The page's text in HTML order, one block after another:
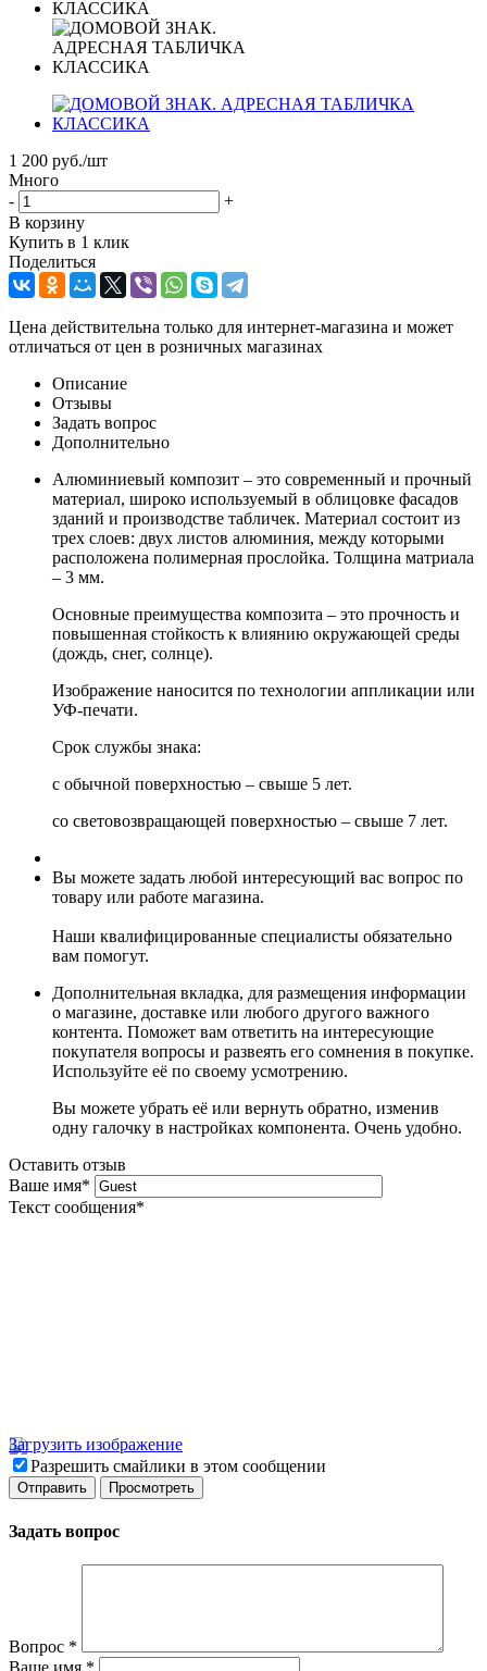
1 200 руб./шт
Много
-
+
В корзину
Купить в 1 клик
Поделиться
Цена действительна только для интернет-магазина и может
отличаться от цен в розничных магазинах
Описание
Отзывы
Задать вопрос
Дополнительно
Алюминиевый композит – это современный и прочный
материал, широко используемый в облицовке фасадов
зданий и производстве табличек. Материал состоит из
трех слоев: двух листов алюминия, между которыми
расположена полимерная прослойка. Толщина матриала
– 3 мм.
Основные преимущества композита – это прочность и
повышенная стойкость к влиянию окружающей среды
(дождь, снег, солнце).
Изображение наносится по технологии аппликации или
УФ-печати.
Срок службы знака:
с обычной поверхностью – свыше 5 лет.
со световозвращающей поверхностью – свыше 7 лет.
Вы можете задать любой интересующий вас вопрос по
товару или работе магазина.
Наши квалифицированные специалисты обязательно
вам помогут.
Дополнительная вкладка, для размещения информации
о магазине, доставке или любого другого важного
контента. Поможет вам ответить на интересующие
покупателя вопросы и развеять его сомнения в покупке.
Используйте её по своему усмотрению.
Вы можете убрать её или вернуть обратно, изменив
одну галочку в настройках компонента. Очень удобно.
Оставить отзыв
Ваше имя*
Текст сообщения*
Загрузить изображение
Разрешить смайлики в этом сообщении
Задать вопрос
Вопрос *